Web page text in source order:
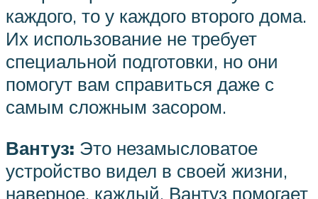
каждого, то у каждого второго дома.
Их использование не требует
специальной подготовки, но они
помогут вам справиться даже с
самым сложным засором.
Вантуз: Это незамысловатое
устройство видел в своей жизни,
наверное, каждый. Вантуз помогает